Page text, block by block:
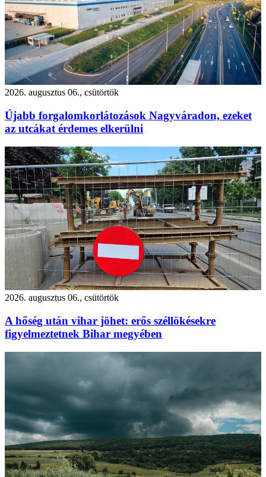
2026. augusztus 06., csütörtök
Újabb forgalomkorlátozások Nagyváradon, ezeket
az utcákat érdemes elkerülni
2026. augusztus 06., csütörtök
A hőség után vihar jöhet: erős széllökésekre
figyelmeztetnek Bihar megyében